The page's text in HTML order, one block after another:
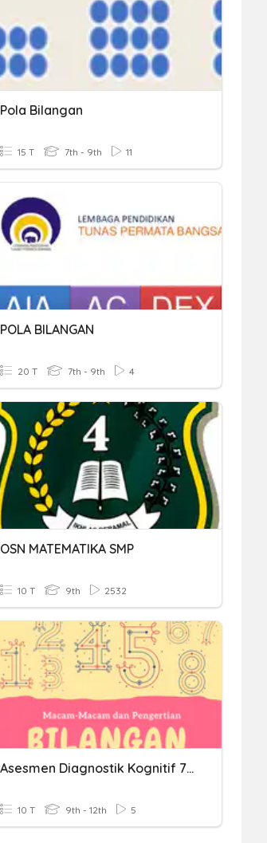
Pola Bilangan
15 T 7th - 9th 11
POLA BILANGAN
20 T 7th - 9th 4
OSN MATEMATIKA SMP
10 T 9th 2532
Asesmen Diagnostik Kognitif 7 Graders
10 T 9th - 12th 5